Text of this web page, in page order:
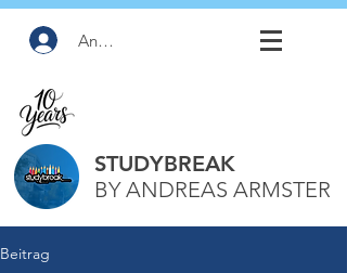
Anmelden
STUDYBREAK
BY ANDREAS ARMSTER
Beitrag